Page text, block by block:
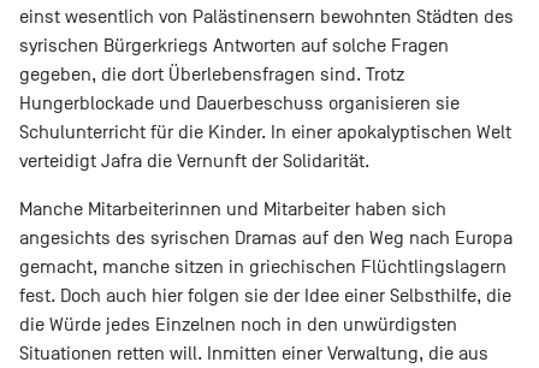
einst wesentlich von Palästinensern bewohnten Städten des
syrischen Bürgerkriegs Antworten auf solche Fragen
gegeben, die dort Überlebensfragen sind. Trotz
Hungerblockade und Dauerbeschuss organisieren sie
Schulunterricht für die Kinder. In einer apokalyptischen Welt
verteidigt Jafra die Vernunft der Solidarität.
Manche Mitarbeiterinnen und Mitarbeiter haben sich
angesichts des syrischen Dramas auf den Weg nach Europa
gemacht, manche sitzen in griechischen Flüchtlingslagern
fest. Doch auch hier folgen sie der Idee einer Selbsthilfe, die
die Würde jedes Einzelnen noch in den unwürdigsten
Situationen retten will. Inmitten einer Verwaltung, die aus